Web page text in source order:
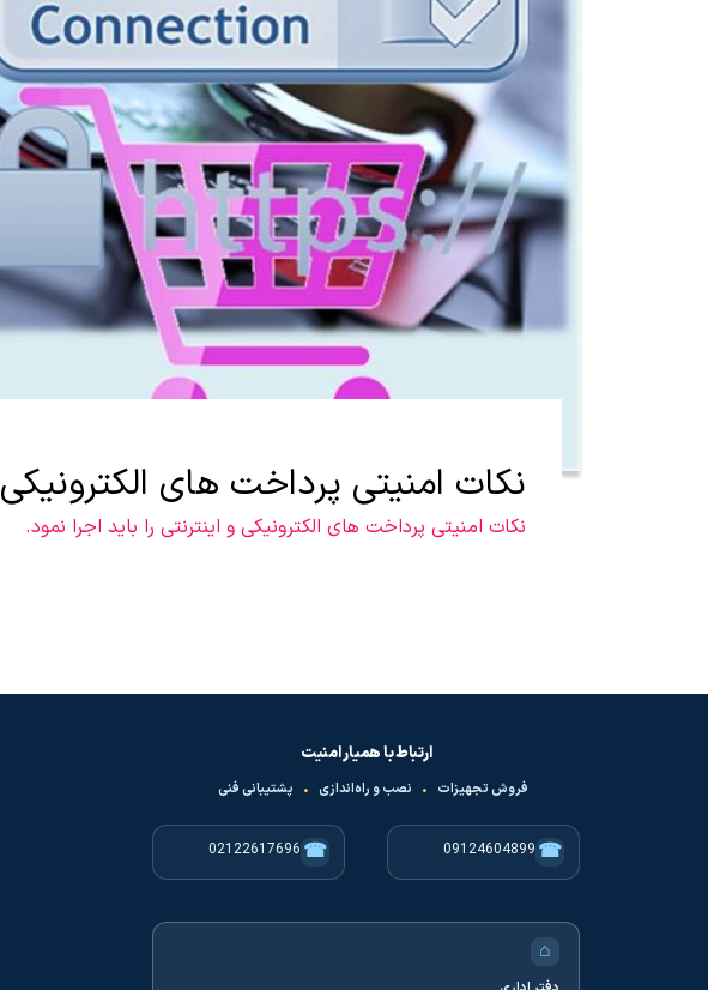
نکات امنیتی پرداخت های الکترونیکی
نکات امنیتی پرداخت های الکترونیکی و اینترنتی را باید اجرا نمود.
ارتباط با همیار امنیت
فروش تجهیزات • نصب و راه‌اندازی • پشتیبانی فنی
☎
09124604899
☎
02122617696
⌂